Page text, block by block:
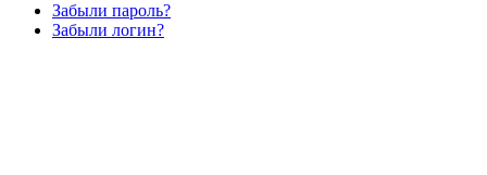
Забыли пароль?
Забыли логин?